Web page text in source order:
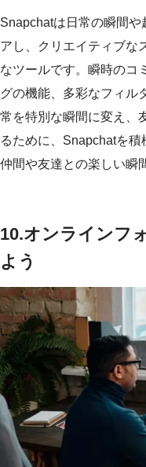
Snapchatは日常の瞬間や
アし、クリエイティブな
なツールです。瞬時のコ
グの機能、多彩なフィル
常を特別な瞬間に変え、
るために、Snapchatを
仲間や友達との楽しい瞬
10.オンラインフ
よう